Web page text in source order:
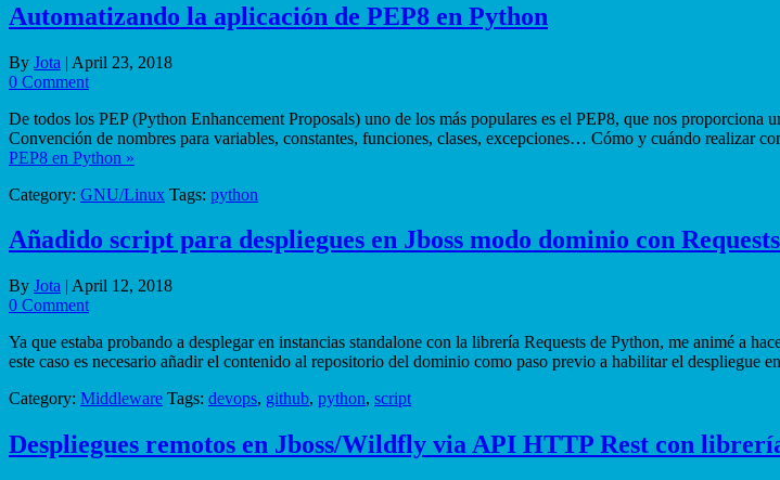
Automatizando la aplicación de PEP8 en Python
By Jota | April 23, 2018
0 Comment
De todos los PEP (Python Enhancement Proposals) uno de los más populares es el PEP8, que nos
Convención de nombres para variables, constantes, funciones, clases, excepciones… Cómo y cuándo realizar
PEP8 en Python »
Category: GNU/Linux Tags: python
Añadido script para despliegues en Jboss modo dominio con
By Jota | April 12, 2018
0 Comment
Ya que estaba probando a desplegar en instancias standalone con la librería Requests de Python, me animé a
este caso es necesario añadir el contenido al repositorio del dominio como paso previo a habilitar el despliegue
Category: Middleware Tags: devops, github, python, script
Despliegues remotos en Jboss/Wildfly via API HTTP Rest con